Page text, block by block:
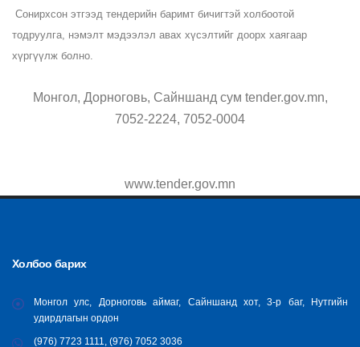
Сонирхсон этгээд тендерийн баримт бичигтэй холбоотой
тодруулга, нэмэлт мэдээлэл авах хүсэлтийг доорх хаягаар
хүргүүлж болно.
Монгол, Дорноговь, Сайншанд сум tender.gov.mn,
7052-2224, 7052-0004
www.tender.gov.mn
Холбоо барих
Монгол улс, Дорноговь аймаг, Сайншанд хот, 3-р баг, Нутгийн
удирдлагын ордон
(976) 7723 1111, (976) 7052 3036